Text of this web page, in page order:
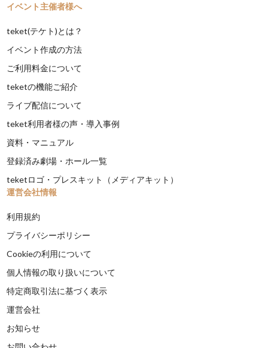
イベント主催者様へ
teket(テケト)とは？
イベント作成の方法
ご利用料金について
teketの機能ご紹介
ライブ配信について
teket利用者様の声・導入事例
資料・マニュアル
登録済み劇場・ホール一覧
teketロゴ・プレスキット（メディアキット）
運営会社情報
利用規約
プライバシーポリシー
Cookieの利用について
個人情報の取り扱いについて
特定商取引法に基づく表示
運営会社
お知らせ